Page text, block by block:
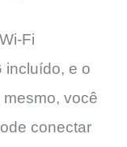
Fi
incluído, e o
você
conectar